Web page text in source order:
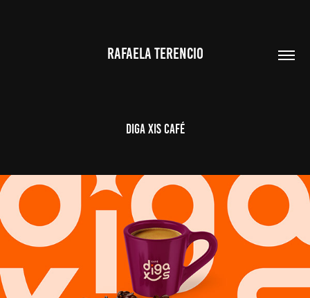
RAFAELA TERENCIO
Diga Xis Café